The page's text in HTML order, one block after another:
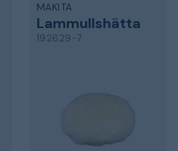
MAKITA
Lammullshätta
192629-7